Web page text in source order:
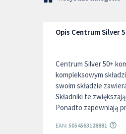
Opis Centrum Silver
Centrum Silver 50+
kompleksowym
swoim składzie
Składniki te
Ponadto zapewniają
EAN: 5054563128881